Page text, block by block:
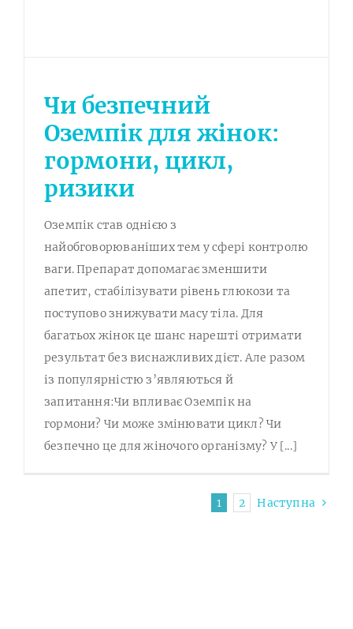
Чи безпечний
Оземпік для жінок:
гормони, цикл,
ризики
Оземпік став однією з
найобговорюваніших тем у сфері контролю
ваги. Препарат допомагає зменшити
апетит, стабілізувати рівень глюкози та
поступово знижувати масу тіла. Для
багатьох жінок це шанс нарешті отримати
результат без виснажливих дієт. Але разом
із популярністю з’являються й
запитання:Чи впливає Оземпік на
гормони? Чи може змінювати цикл? Чи
безпечно це для жіночого організму? У [...]
1 2 Наступна